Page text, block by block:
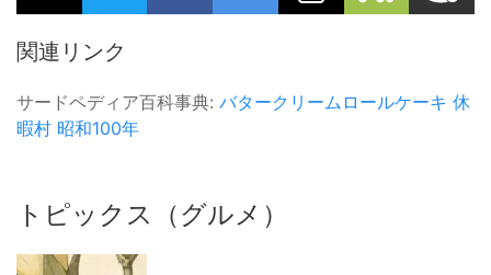
関連リンク
サードペディア百科事典: バタークリームロールケーキ 休
暇村 昭和100年
トピックス（グルメ）